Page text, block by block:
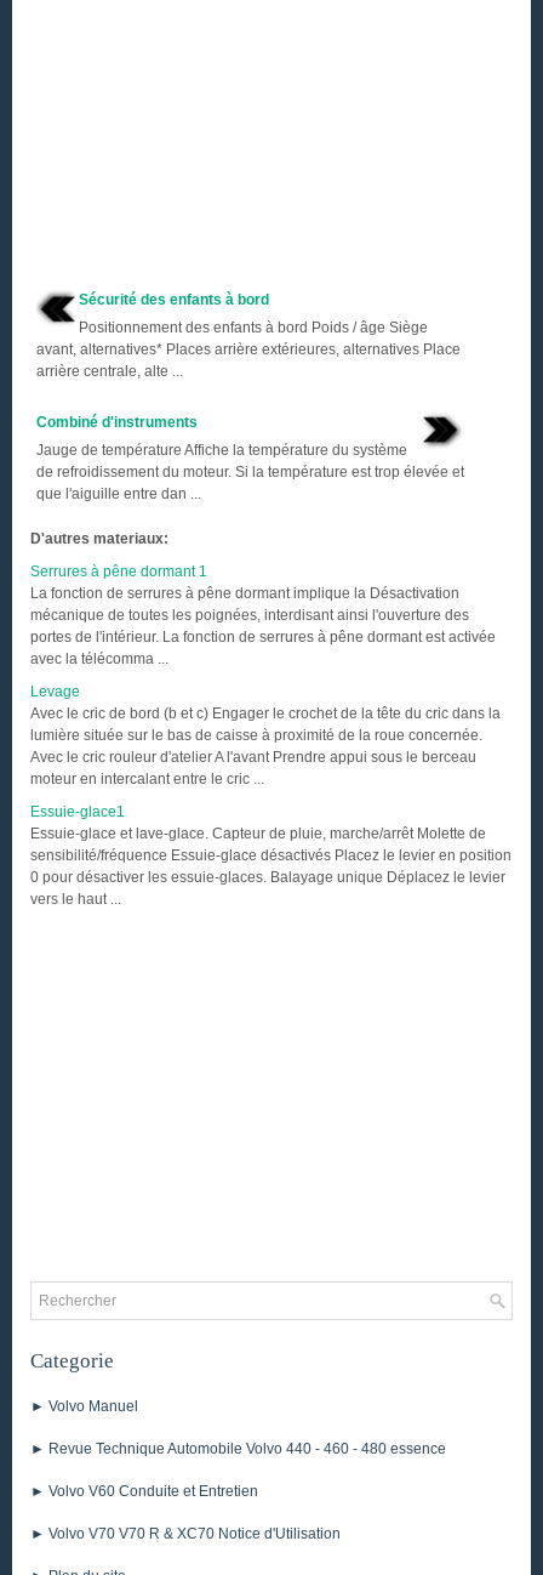
Sécurité des enfants à bord
Positionnement des enfants à bord Poids / âge Siège
avant, alternatives* Places arrière extérieures, alternatives Place
arrière centrale, alte ...
Combiné d'instruments
Jauge de température Affiche la température du système
de refroidissement du moteur. Si la température est trop élevée et
que l'aiguille entre dan ...
D'autres materiaux:
Serrures à pêne dormant 1
La fonction de serrures à pêne dormant implique la Désactivation
mécanique de toutes les poignées, interdisant ainsi l'ouverture des
portes de l'intérieur. La fonction de serrures à pêne dormant est activée
avec la télécomma ...
Levage
Avec le cric de bord (b et c) Engager le crochet de la tête du cric dans la
lumière située sur le bas de caisse à proximité de la roue concernée.
Avec le cric rouleur d'atelier A l'avant Prendre appui sous le berceau
moteur en intercalant entre le cric ...
Essuie-glace1
Essuie-glace et lave-glace. Capteur de pluie, marche/arrêt Molette de
sensibilité/fréquence Essuie-glace désactivés Placez le levier en position
0 pour désactiver les essuie-glaces. Balayage unique Déplacez le levier
vers le haut ...
Categorie
► Volvo Manuel
► Revue Technique Automobile Volvo 440 - 460 - 480 essence
► Volvo V60 Conduite et Entretien
► Volvo V70 V70 R & XC70 Notice d'Utilisation